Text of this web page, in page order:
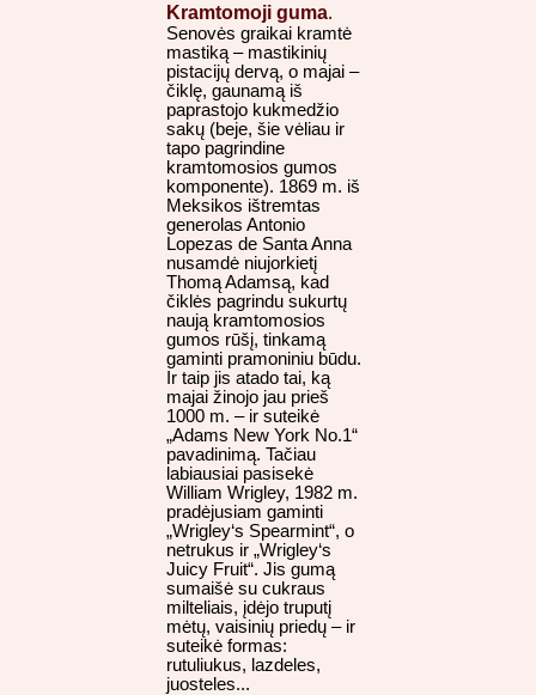
Kramtomoji guma.
Senovės graikai kramtė
mastiką – mastikinių
pistacijų dervą, o majai –
čiklę, gaunamą iš
paprastojo kukmedžio
sakų (beje, šie vėliau ir
tapo pagrindine
kramtomosios gumos
komponente). 1869 m. iš
Meksikos ištremtas
generolas Antonio
Lopezas de Santa Anna
nusamdė niujorkietį
Thomą Adamsą, kad
čiklės pagrindu sukurtų
naują kramtomosios
gumos rūšį, tinkamą
gaminti pramoniniu būdu.
Ir taip jis atado tai, ką
majai žinojo jau prieš
1000 m. – ir suteikė
„Adams New York No.1“
pavadinimą. Tačiau
labiausiai pasisekė
William Wrigley, 1982 m.
pradėjusiam gaminti
„Wrigley‘s Spearmint“, o
netrukus ir „Wrigley‘s
Juicy Fruit“. Jis gumą
sumaišė su cukraus
milteliais, įdėjo truputį
mėtų, vaisinių priedų – ir
suteikė formas:
rutuliukus, lazdeles,
juosteles...